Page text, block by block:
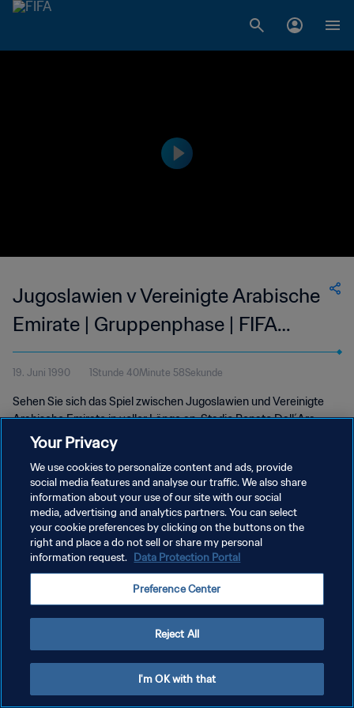
Jugoslawien v Vereinigte Arabische
Emirate | Gruppenphase | FIFA
Fussball-Weltmeisterschaft Italien
1990™ | Spiel in voller Länge
19. Juni 1990 1Stunde 40Minute 58Sekunde
Sehen Sie sich das Spiel zwischen Jugoslawien und Vereinigte
Arabische Emirate in voller Länge an. Stadio Renato Dall´Ara,
Bologna, Dienstag, 19. Juni 1990.
DATENSCHUTZ
NUTZUNGSBEDINGUNGEN
COOKIE-EINSTELLUNGEN VERWALTEN
Your Privacy
We use cookies to personalize content and ads, provide
social media features and analyse our traffic. We also share
information about your use of our site with our social
media, advertising and analytics partners. You can select
your cookie preferences by clicking on the buttons on the
right and place a do not sell or share my personal
information request. Data Protection Portal
Preference Center
Reject All
I'm OK with that